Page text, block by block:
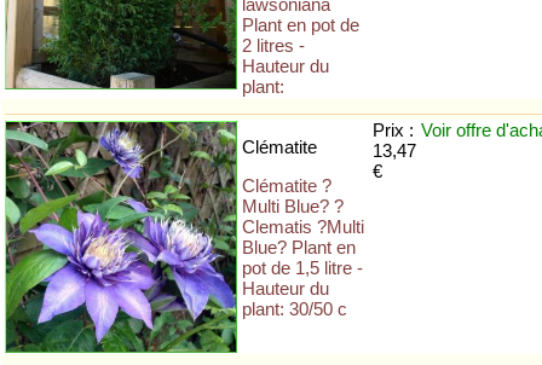
lawsoniana
Plant en pot de
2 litres -
Hauteur du
plant:
Clématite
Clématite ?
Multi Blue? ?
Clematis ?Multi
Blue? Plant en
pot de 1,5 litre -
Hauteur du
plant: 30/50 c
Prix :
13,47
€
Voir offre